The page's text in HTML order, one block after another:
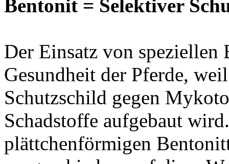
Bentonit = Selektiver
Der Einsatz von
Gesundheit der Pferde,
Schutzschild gegen
Schadstoffe aufgebaut
plättchenförmigen